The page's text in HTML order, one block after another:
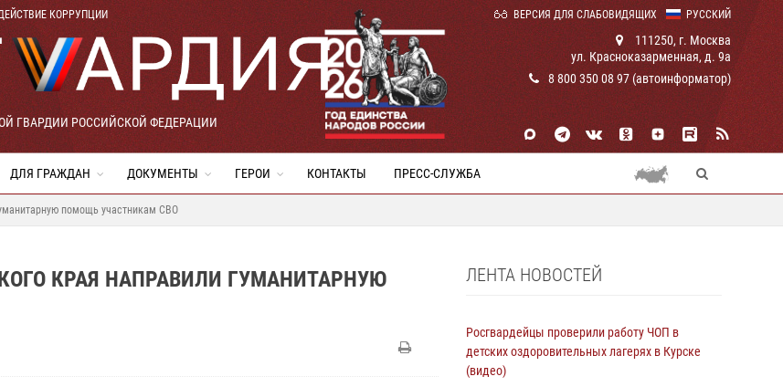
РУССКИЙ
КОРРУПЦИИ ВЕРСИЯ ДЛЯ СЛАБОВИДЯЩИХ
ГВАРДИИ РОССИЙСКОЙ ФЕДЕРАЦИИ
111250, г. Москва
ул. Красноказарменная, д. 9а
8 800 350 08 97 (автоинформатор)
ДЛЯ ГРАЖДАН ДОКУМЕНТЫ ГЕРОИ КОНТАКТЫ ПРЕСС-СЛУЖБА
помощь участникам СВО
КРАЯ НАПРАВИЛИ ГУМАНИТАРНУЮ
ЛЕНТА НОВОСТЕЙ
Росгвардейцы проверили работу ЧОП в
детских оздоровительных лагерях в Курске
(видео)